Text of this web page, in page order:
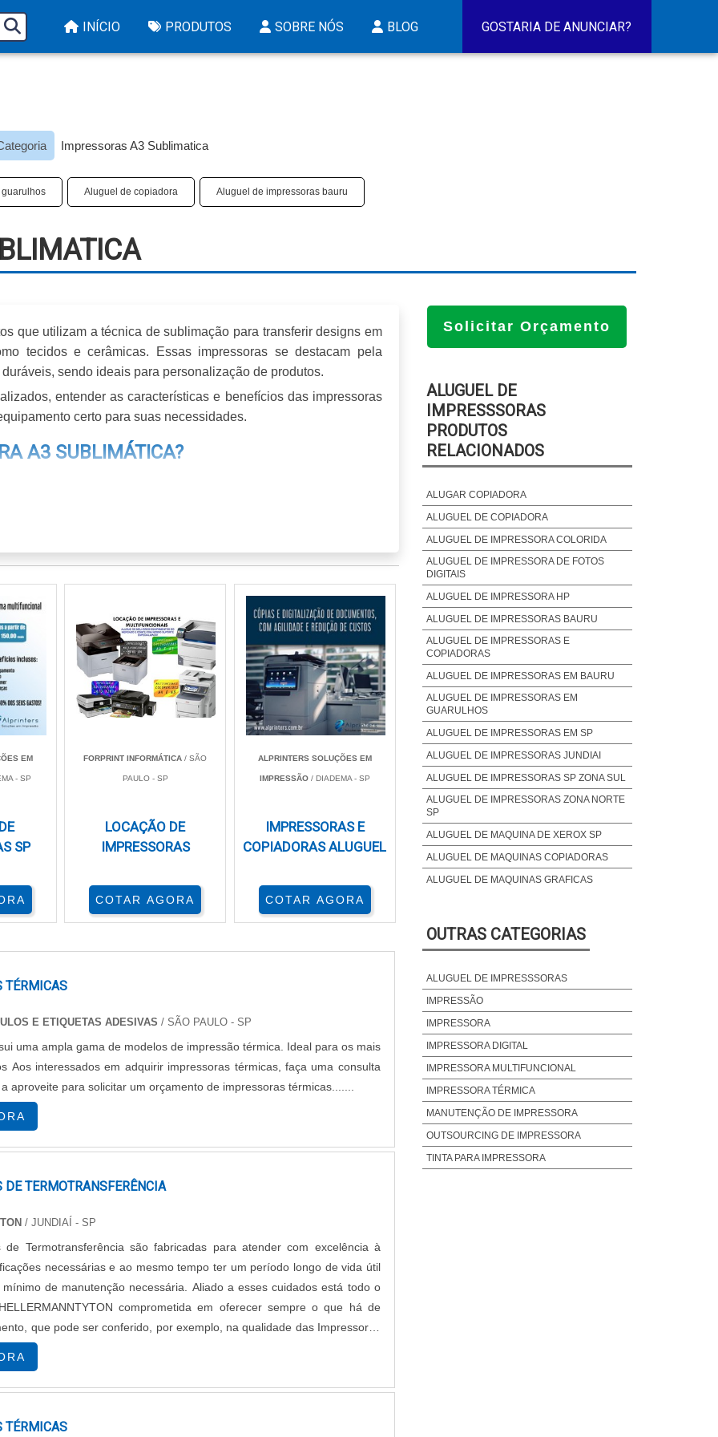
INÍCIO PRODUTOS SOBRE NÓS BLOG GOSTARIA DE ANUNCIAR?
Impressoras A3 Sublimatica​
Aluguel de copiadora Aluguel de impressoras bauru
que utilizam a técnica de sublimação para transferir designs em
tecidos e cerâmicas. Essas impressoras se destacam pela
sendo ideais para personalização de produtos.
entender as características e benefícios das impressoras
certo para suas necessidades.
A3 SUBLIMÁTICA?
envolve vários fatores que podem impactar a qualidade e a
pontos a considerar ao fazer essa escolha.
e L18050 têm capacidades específicas que podem atender
é ideal para quem imprime em grandes volumes, enquanto a
por minuto (ppm), deve ser levada em conta, especialmente se
Por último, escolha um modelo que suporte diversos tipos de
maximizar suas opções de aplicação.
começa com a resolução. Priorize impressoras que oferecem
na nitidez e nos detalhes das imagens. Modelos com capacidade
buscando modelos que garantam impressões nítidas e
das impressões, que deve ser compatível com o uso pretendido,
impressoras que ofereçam múltiplas opções de conexão, como
que você imprima diretamente de smartphones.
deve ser simples, aumentando a eficiência do seu fluxo de
uma conexão instável pode causar falhas indesejadas durante
DE SUBLIMAÇÃO
é essencial para entender as opções disponíveis no
impressoras de sublimação de fábrica e aquelas adaptadas,
Baixo a médio
Média a alta
Dependente do adaptador
mais altos, mas oferecem maior qualidade de impressão. Já
EM
- SP
SP
FORPRINT INFORMÁTICA / SÃO
PAULO - SP
LOCAÇÃO DE
IMPRESSORAS
COTAR AGORA
ALPRINTERS SOLUÇÕES EM
IMPRESSÃO/ DIADEMA - SP
IMPRESSORAS E
COPIADORAS ALUGUEL
COTAR AGORA
TÉRMICAS
E ETIQUETAS ADESIVAS / SÃO PAULO - SP
uma ampla gama de modelos de impressão térmica. Ideal para os mais
Aos interessados em adquirir impressoras térmicas, faça uma consulta
aproveite para solicitar um orçamento de impressoras térmicas.......
DE TERMOTRANSFERÊNCIA
/ JUNDIAÍ - SP
de Termotransferência são fabricadas para atender com excelência à
necessárias e ao mesmo tempo ter um período longo de vida útil
de manutenção necessária. Aliado a esses cuidados está todo o
comprometida em oferecer sempre o que há de
que pode ser conferido, por exemplo, na qualidade das Impressoras
Faça ...
TÉRMICAS
Solicitar Orçamento
ALUGUEL DE
IMPRESSSORAS
PRODUTOS
RELACIONADOS
ALUGAR COPIADORA
ALUGUEL DE COPIADORA
ALUGUEL DE IMPRESSORA COLORIDA
ALUGUEL DE IMPRESSORA DE FOTOS
DIGITAIS
ALUGUEL DE IMPRESSORA HP
ALUGUEL DE IMPRESSORAS BAURU
ALUGUEL DE IMPRESSORAS E
COPIADORAS
ALUGUEL DE IMPRESSORAS EM BAURU
ALUGUEL DE IMPRESSORAS EM
GUARULHOS
ALUGUEL DE IMPRESSORAS EM SP
ALUGUEL DE IMPRESSORAS JUNDIAI
ALUGUEL DE IMPRESSORAS SP ZONA SUL
ALUGUEL DE IMPRESSORAS ZONA NORTE
SP
ALUGUEL DE MAQUINA DE XEROX SP
ALUGUEL DE MAQUINAS COPIADORAS
ALUGUEL DE MAQUINAS GRAFICAS
ALUGUEL IMPRESSORA CAMPINAS
ALUGUEL IMPRESSORA COLORIDA
ALUGUEL IMPRESSORA LASER COLORIDA
ALUGUEL IMPRESSORA LASER COLORIDA
A3
ALUGUEL SCANNER
LOCAÇÃO DE IMPRESSORA PARA
LOCAÇÃO DE IMPRESSORAS ALPHAVILLE
LOCAÇÃO DE IMPRESSORAS EM SÃO
OUTRAS CATEGORIAS
ALUGUEL DE IMPRESSSORAS
IMPRESSÃO
IMPRESSORA
IMPRESSORA DIGITAL
IMPRESSORA MULTIFUNCIONAL
IMPRESSORA TÉRMICA
MANUTENÇÃO DE IMPRESSORA
OUTSOURCING DE IMPRESSORA
TINTA PARA IMPRESSORA